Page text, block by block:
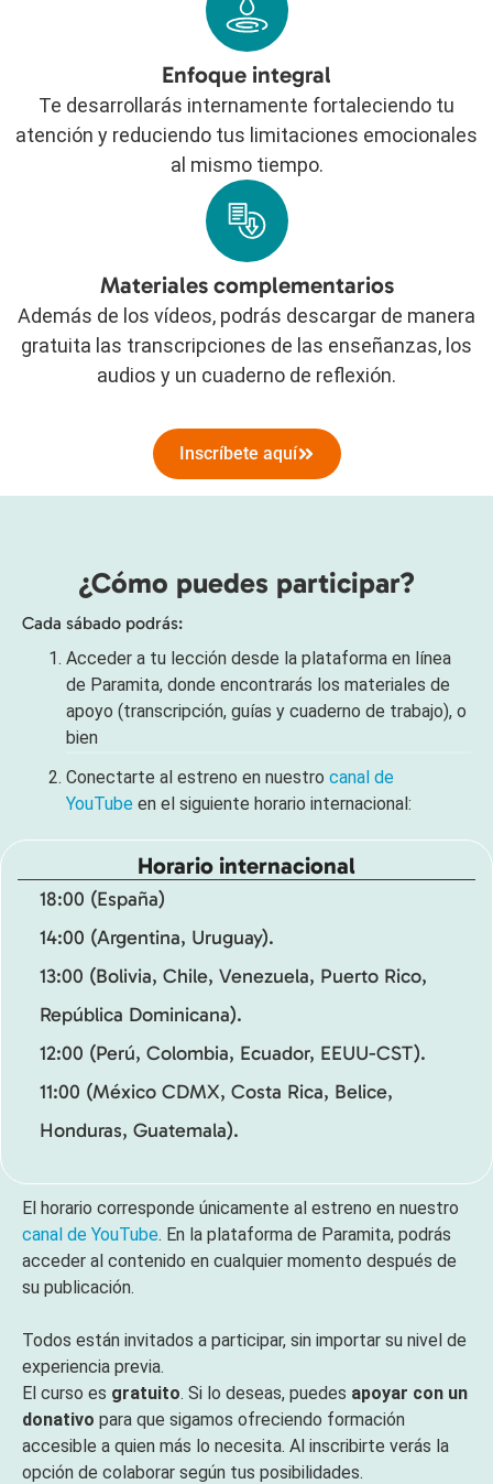
Enfoque integral
Te desarrollarás internamente fortaleciendo tu
atención y reduciendo tus limitaciones emocionales
al mismo tiempo.
Materiales complementarios
Además de los vídeos, podrás descargar de manera
gratuita las transcripciones de las enseñanzas, los
audios y un cuaderno de reflexión.
Inscríbete aquí
¿Cómo puedes participar?
Cada sábado podrás:
Acceder a tu lección desde la plataforma en línea
de Paramita, donde encontrarás los materiales de
apoyo (transcripción, guías y cuaderno de trabajo), o
bien
Conectarte al estreno en nuestro canal de
YouTube en el siguiente horario internacional:
Horario internacional
18:00 (España)
14:00 (Argentina, Uruguay).
13:00 (Bolivia, Chile, Venezuela, Puerto Rico,
República Dominicana).
12:00 (Perú, Colombia, Ecuador, EEUU-CST).
11:00 (México CDMX, Costa Rica, Belice,
Honduras, Guatemala).
El horario corresponde únicamente al estreno en nuestro
canal de YouTube. En la plataforma de Paramita, podrás
acceder al contenido en cualquier momento después de
su publicación.
Todos están invitados a participar, sin importar su nivel de
experiencia previa.
El curso es gratuito. Si lo deseas, puedes apoyar con un
donativo para que sigamos ofreciendo formación
accesible a quien más lo necesita. Al inscribirte verás la
opción de colaborar según tus posibilidades.